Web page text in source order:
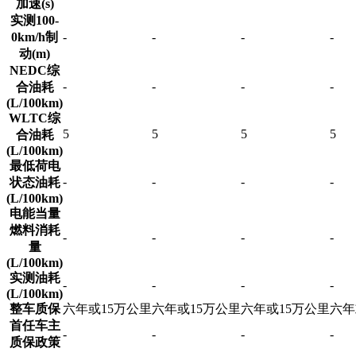
加速(s)
实测100-
0km/h制
动(m)
- - - -
NEDC综
合油耗
(L/100km)
- - - -
WLTC综
合油耗
(L/100km)
5 5 5 5
最低荷电
状态油耗
(L/100km)
- - - -
电能当量
燃料消耗
量
(L/100km)
- - - -
实测油耗
(L/100km)
- - - -
整车质保 六年或15万公里六年或15万公里六年或15万公里六
首任车主
质保政策
- - - -